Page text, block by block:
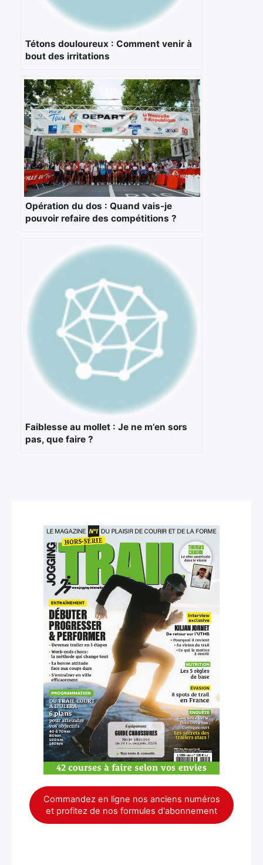
Tétons douloureux : Comment venir à
bout des irritations
Opération du dos : Quand vais-je
pouvoir refaire des compétitions ?
Faiblesse au mollet : Je ne m’en sors
pas, que faire ?
Commandez en ligne nos anciens numéros
et profitez de nos formules d'abonnement
Rechercher
: